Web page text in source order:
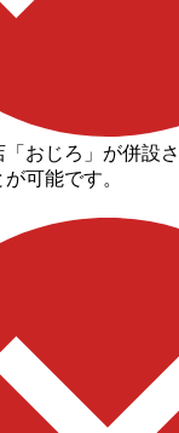
おじろ」が併設
可能です。